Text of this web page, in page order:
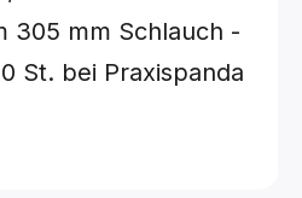
305 mm Schlauch -
St. bei Praxispanda